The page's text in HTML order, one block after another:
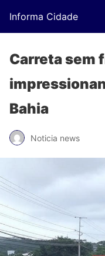
Informa Cidade
Carreta sem
Bahia
Noticia news